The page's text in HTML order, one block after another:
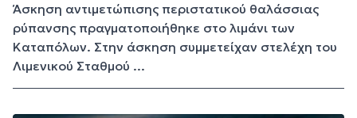
Άσκηση αντιμετώπισης περιστατικού θαλάσσιας
ρύπανσης πραγματοποιήθηκε στο λιμάνι των
Καταπόλων. Στην άσκηση συμμετείχαν στελέχη του
Λιμενικού Σταθμού ...